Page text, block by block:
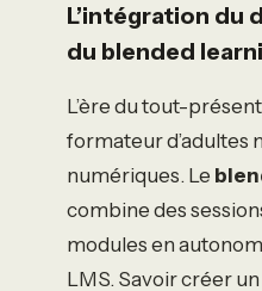
L’intégration du
du blended
L’ère du tout-
formateur d’adultes
numériques. Le
combine des
modules en
LMS. Savoir créer